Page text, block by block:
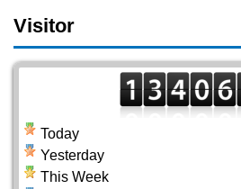
Visitor
Today
Yesterday
This Week